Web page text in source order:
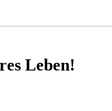
Leben!